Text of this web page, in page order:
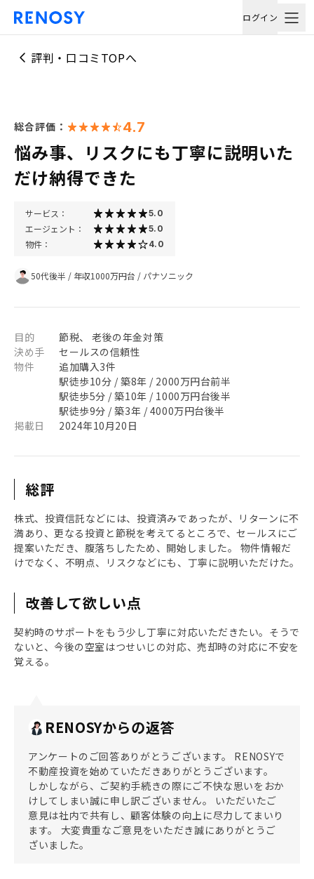
ログイン
評判・口コミTOPへ
総合評価： 4.7
悩み事、リスクにも丁寧に説明いた
だけ納得できた
サービス： 5.0
エージェント： 5.0
物件： 4.0
50代後半 / 年収1000万円台 / パナソニック
目的
節税、 老後の年金対策
決め手
セールスの信頼性
物件
追加購入3件
駅徒歩10分 / 築8年 / 2000万円台前半
駅徒歩5分 / 築10年 / 1000万円台後半
駅徒歩9分 / 築3年 / 4000万円台後半
掲載日
2024年10月20日
総評
株式、投資信託などには、投資済みであったが、リターンに不
満あり、更なる投資と節税を考えてるところで、セールスにご
提案いただき、腹落ちしたため、開始しました。 物件情報だ
けでなく、不明点、リスクなどにも、丁寧に説明いただけた。
改善して欲しい点
契約時のサポートをもう少し丁寧に対応いただきたい。そうで
ないと、今後の空室はつせいじの対応、売却時の対応に不安を
覚える。
RENOSYからの返答
アンケートのご回答ありがとうございます。 RENOSYで
不動産投資を始めていただきありがとうございます。
しかしながら、ご契約手続きの際にご不快な思いをおか
けしてしまい誠に申し訳ございません。 いただいたご
意見は社内で共有し、顧客体験の向上に尽力してまいり
ます。 大変貴重なご意見をいただき誠にありがとうご
ざいました。